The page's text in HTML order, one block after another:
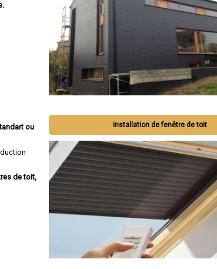
installation de fenêtre de toit
ou
de toit,